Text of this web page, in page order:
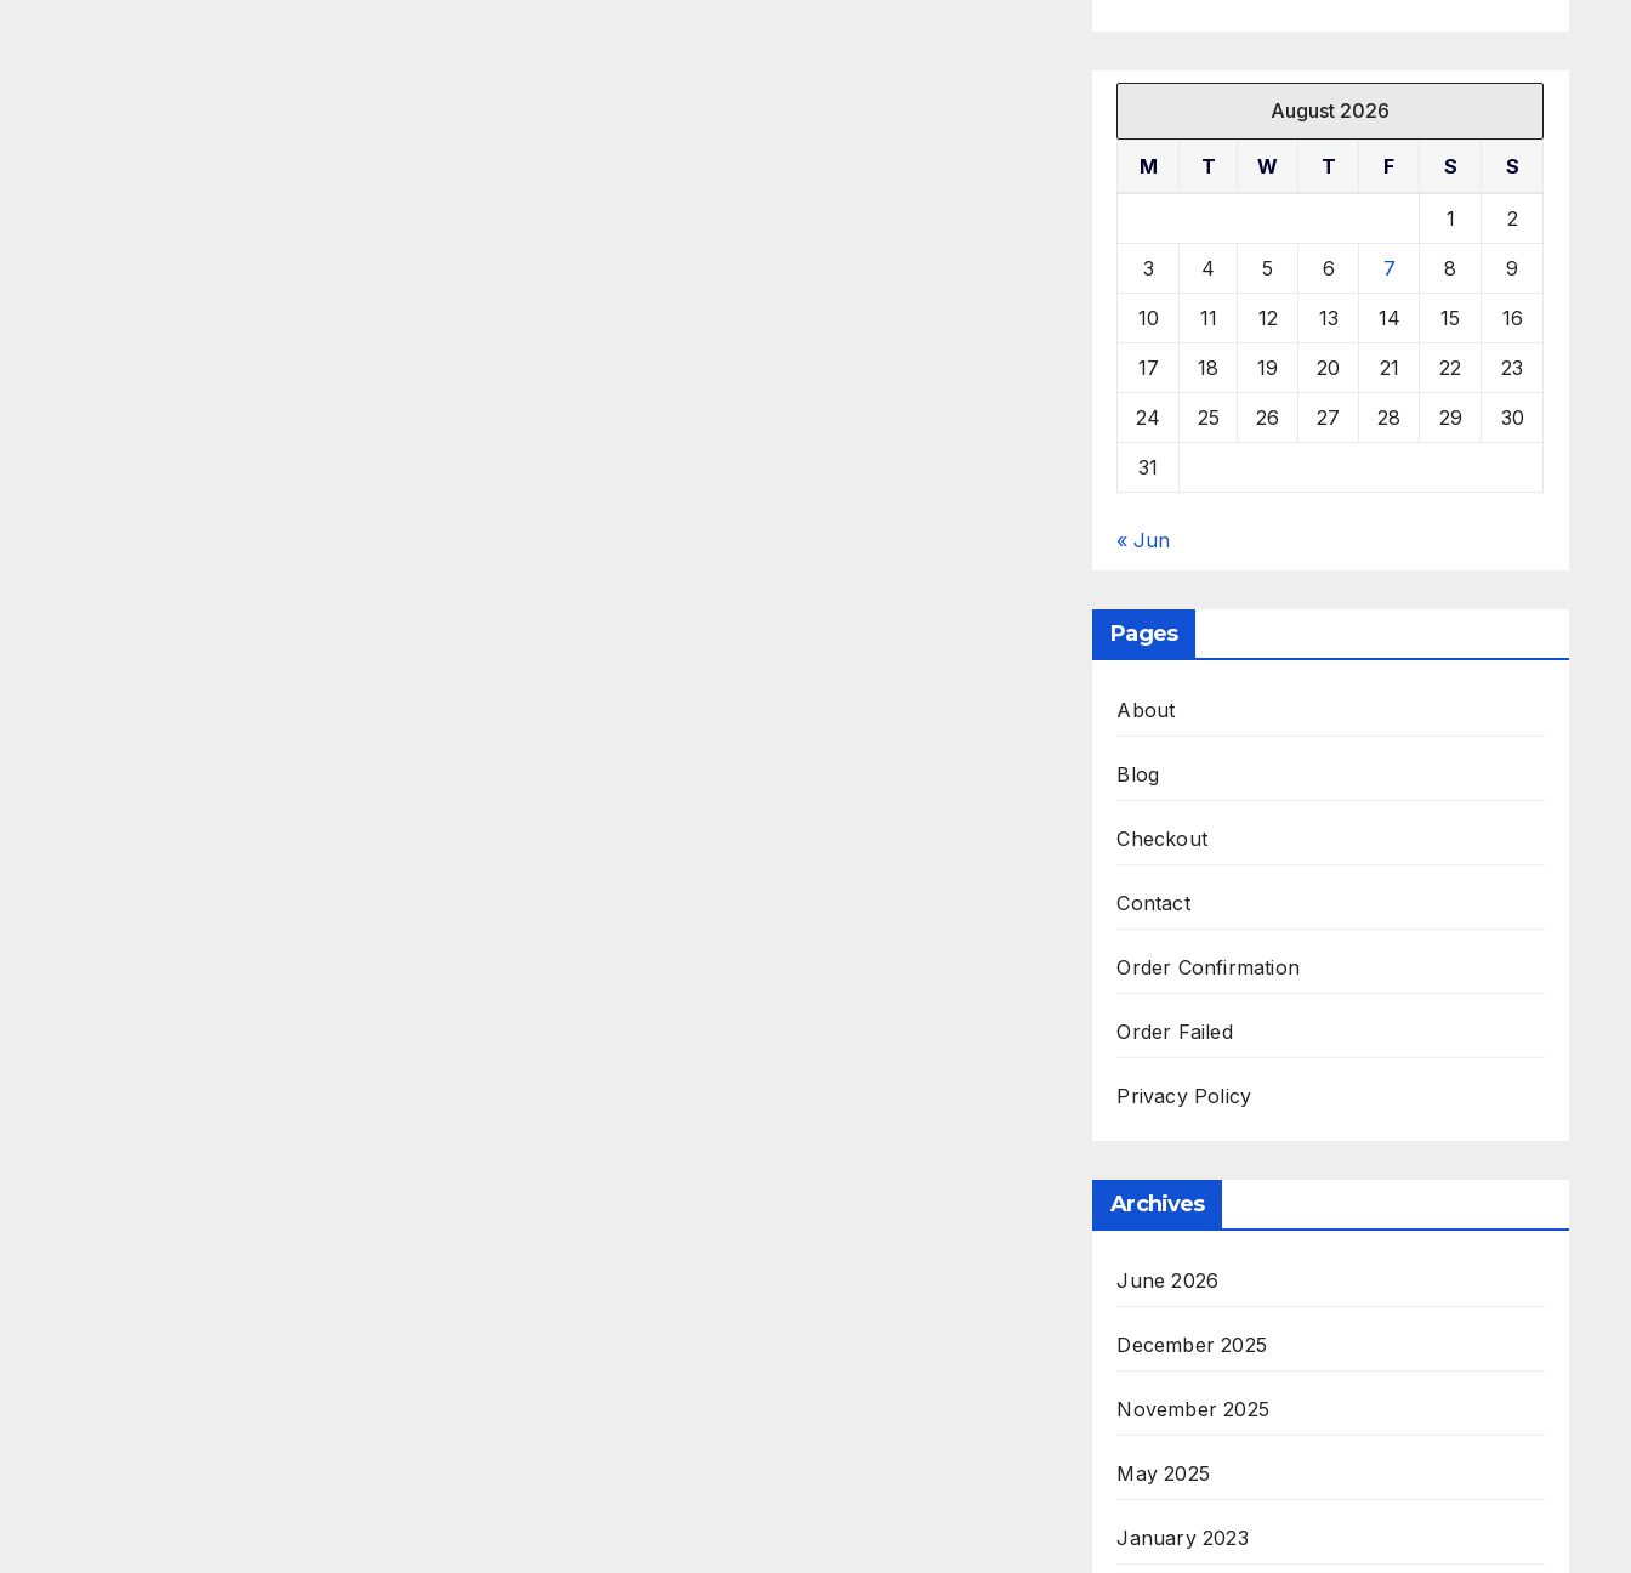
August 2026
M T W T F S S
1 2
3 4 5 6 7 8 9
10 11 12 13 14 15 16
17 18 19 20 21 22 23
24 25 26 27 28 29 30
31
« Jun
Pages
About
Blog
Checkout
Contact
Order Confirmation
Order Failed
Privacy Policy
Archives
June 2026
December 2025
November 2025
May 2025
January 2023